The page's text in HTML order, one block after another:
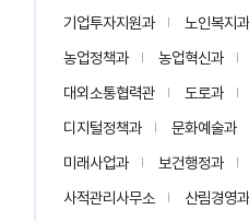
기업투자지원과
노인복지과
농업정책과
농업혁신과
대외소통협력관
도로과
디지털정책과
문화예술과
미래사업과
보건행정과
사적관리사무소
산림경영과